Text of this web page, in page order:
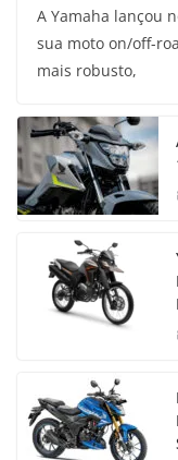
A Yamaha lançou
sua moto on/off-
mais robusto,